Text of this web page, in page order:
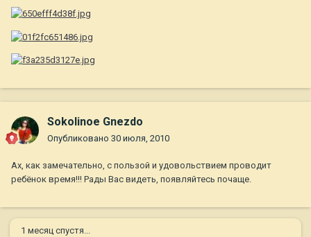
Sokolinoe Gnezdo
Опубликовано 30 июля, 2010
Ах, как замечательно, с пользой и удовольствием проводит
ребёнок время!!! Рады Вас видеть, появляйтесь почаще.
1 месяц спустя...